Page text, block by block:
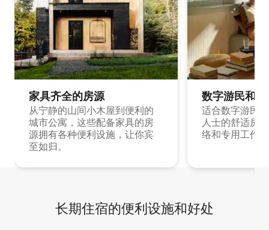
家具齐全的房源
从宁静的山间小木屋到便利的
城市公寓，这些配备家具的房
源拥有各种便利设施，让你宾
至如归。
数字游民和
适合数字游民
人士的舒适房
络和专用工作
长期住宿的便利设施和好处